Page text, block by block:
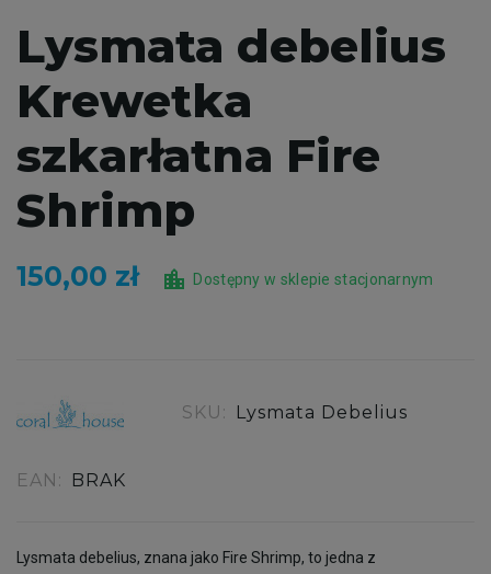
Lysmata debelius
Krewetka
szkarłatna Fire
Shrimp
150,00 zł location_city Dostępny w sklepie stacjonarnym
SKU: Lysmata Debelius
EAN: BRAK
Lysmata debelius, znana jako Fire Shrimp, to jedna z